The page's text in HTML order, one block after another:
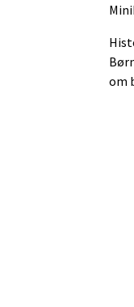
om